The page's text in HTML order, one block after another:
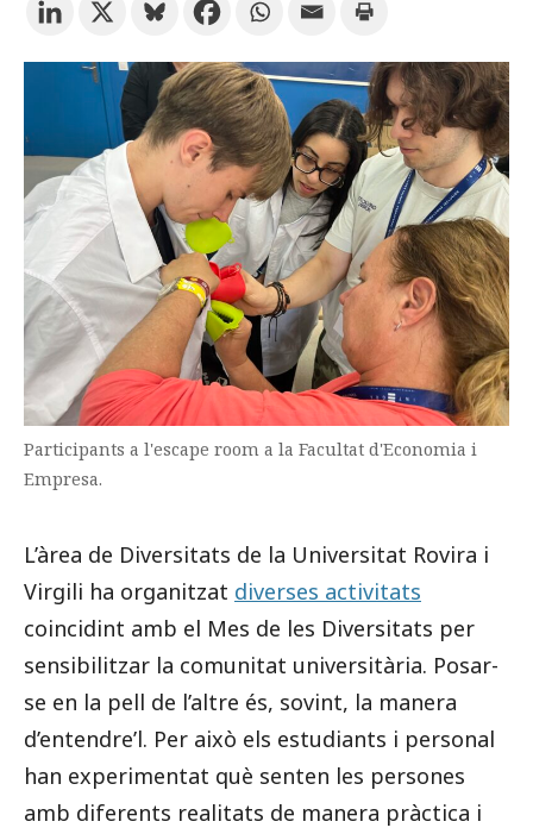
CATALÀ ESPAÑOL ENGLISH
Participants a l'escape room a la Facultat d'Economia i
Empresa.
L’àrea de Diversitats de la Universitat Rovira i
Virgili ha organitzat diverses activitats
coincidint amb el Mes de les Diversitats per
sensibilitzar la comunitat universitària. Posar-
se en la pell de l’altre és, sovint, la manera
d’entendre’l. Per això els estudiants i personal
han experimentat què senten les persones
amb diferents realitats de manera pràctica i